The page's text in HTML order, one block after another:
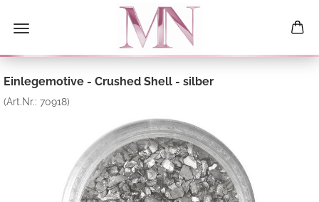
Einlegemotive - Crushed Shell - silber
(Art.Nr.: 70918)